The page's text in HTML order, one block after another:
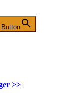
>>